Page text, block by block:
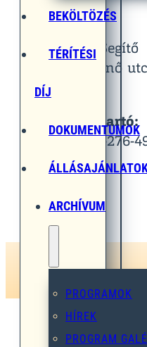
BEKÖLTÖZÉS
TÉRÍTÉSI
DÍJ
DOKUMENTUMOK
ARCHÍVUM
PROGRAMOK
HÍREK
PROGRAM
Helyszín:
Egymást
Pécel, Pihenő
Terem
Kapcsolattartó:
(Tel.: 06-30-276-